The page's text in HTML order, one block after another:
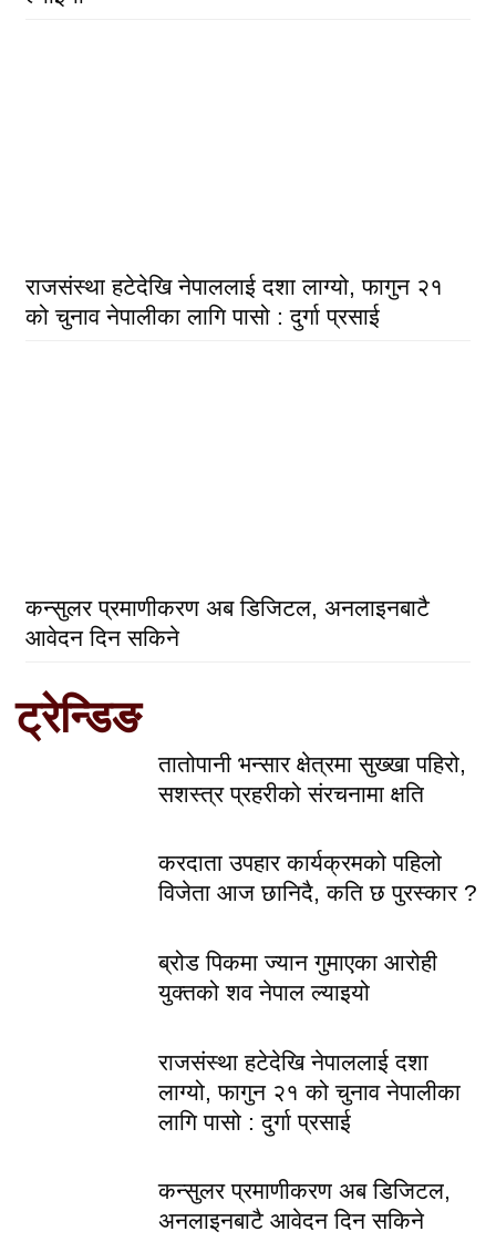
राजसंस्था हटेदेखि नेपाललाई दशा लाग्यो, फागुन २१
को चुनाव नेपालीका लागि पासो : दुर्गा प्रसाई
कन्सुलर प्रमाणीकरण अब डिजिटल, अनलाइनबाटै
आवेदन दिन सकिने
ट्रेन्डिङ
तातोपानी भन्सार क्षेत्रमा सुख्खा पहिरो,
सशस्त्र प्रहरीको संरचनामा क्षति
करदाता उपहार कार्यक्रमको पहिलो
विजेता आज छानिदै, कति छ पुरस्कार ?
ब्रोड पिकमा ज्यान गुमाएका आरोही
युक्तको शव नेपाल ल्याइयो
राजसंस्था हटेदेखि नेपाललाई दशा
लाग्यो, फागुन २१ को चुनाव नेपालीका
लागि पासो : दुर्गा प्रसाई
कन्सुलर प्रमाणीकरण अब डिजिटल,
अनलाइनबाटै आवेदन दिन सकिने